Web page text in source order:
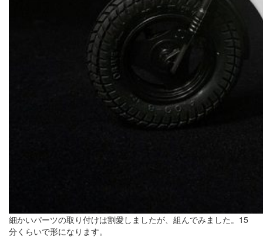
細かいパーツの取り付けは割愛しましたが、組んでみました。15
分くらいで形になります。